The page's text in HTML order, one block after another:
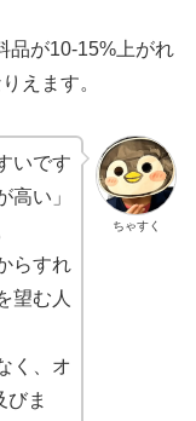
品が10-15%上がれ
えます。
ちゃすく
いです
高い」
らすれ
望む人
く、オ
びま